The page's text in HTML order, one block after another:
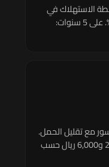
الاستهلاك في
جدة بناءً على تقليل حمل المكيف 30%. على 5 سنوات:
مع تقليل الحمل.
تكلفة استبدال مؤجلة تتراوح بين 2,000 و6,000 ريال حسب